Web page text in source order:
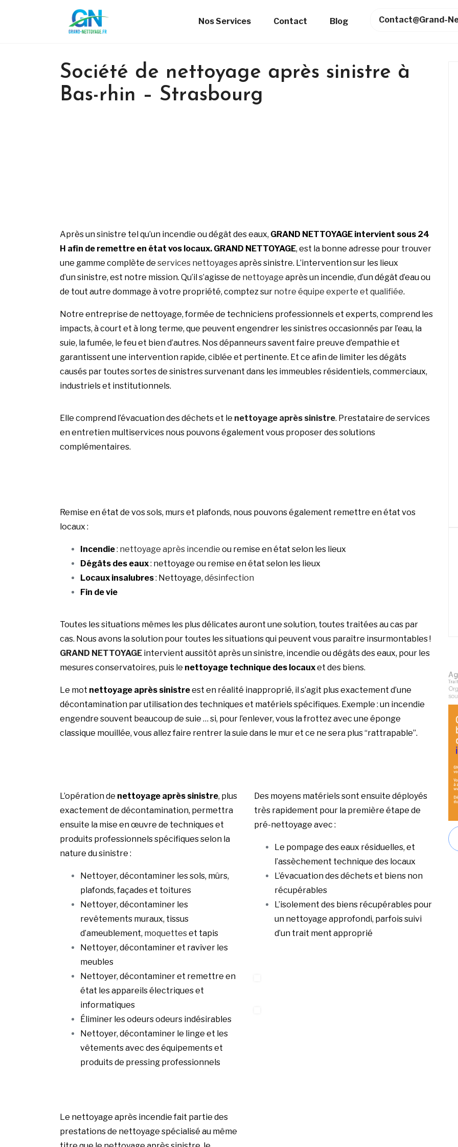
Nos Services Contact Blog Contact@grand-
Société de nettoyage après sinistre à
Bas-rhin – Strasbourg
Après un sinistre tel qu’un incendie ou dégât des eaux, GRAND NETTOYAGE intervient sous 24
H afin de remettre en état vos locaux. GRAND NETTOYAGE, est la bonne adresse pour trouver
une gamme complète de services nettoyagesaprès sinistre. L’intervention sur les lieux
d’un sinistre, est notre mission. Qu’il s’agisse de nettoyage après un incendie, d’un dégât d’eau ou
de tout autre dommage à votre propriété, comptez sur notre équipe experte et qualifiée.
Notre entreprise de nettoyage, formée de techniciens professionnels et experts, comprend les
impacts, à court et à long terme, que peuvent engendrer les sinistres occasionnés par l’eau, la
suie, la fumée, le feu et bien d’autres. Nos dépanneurs savent faire preuve d’empathie et
garantissent une intervention rapide, ciblée et pertinente. Et ce afin de limiter les dégâts
causés par toutes sortes de sinistres survenant dans les immeubles résidentiels, commerciaux,
industriels et institutionnels.
Elle comprend l’évacuation des déchets et le nettoyage après sinistre. Prestataire de services
en entretien multiservices nous pouvons également vous proposer des solutions
complémentaires.
Remise en état de vos sols, murs et plafonds, nous pouvons également remettre en état vos
locaux :
Incendie: nettoyage après incendie ou remise en état selon les lieux
Dégâts des eaux: nettoyage ou remise en état selon les lieux
Locaux insalubres: Nettoyage, désinfection
Fin de vie
Toutes les situations mêmes les plus délicates auront une solution, toutes traitées au cas par
cas. Nous avons la solution pour toutes les situations qui peuvent vous paraître insurmontables !
GRAND NETTOYAGE intervient aussitôt après un sinistre, incendie ou dégâts des eaux, pour les
mesures conservatoires, puis le nettoyage technique des locauxet des biens.
Le mot nettoyage après sinistreest en réalité inapproprié, il s’agit plus exactement d’une
décontamination par utilisation des techniques et matériels spécifiques. Exemple : un incendie
engendre souvent beaucoup de suie … si, pour l’enlever, vous la frottez avec une éponge
classique mouillée, vous allez faire rentrer la suie dans le mur et ce ne sera plus “rattrapable”.
L’opération de nettoyage après sinistre, plus
exactement de décontamination, permettra
ensuite la mise en œuvre de techniques et
produits professionnels spécifiques selon la
nature du sinistre :
Nettoyer, décontaminer les sols, mûrs,
plafonds, façades et toitures
Nettoyer, décontaminer les
revêtements muraux, tissus
d’ameublement, moquetteset tapis
Nettoyer, décontaminer et raviver les
meubles
Nettoyer, décontaminer et remettre en
état les appareils électriques et
informatiques
Éliminer les odeurs odeurs indésirables
Nettoyer, décontaminer le linge et les
vêtements avec des équipements et
produits de pressing professionnels
Le nettoyage après incendie fait partie des
prestations de nettoyage spécialisé au même
Des moyens matériels sont ensuite déployés
très rapidement pour la première étape de
pré-nettoyage avec :
Le pompage des eaux résiduelles, et
l’assèchement technique des locaux
L’évacuation des déchets et biens non
récupérables
L’isolement des biens récupérables pour
un nettoyage approfondi, parfois suivi
d’un trait ment approprié